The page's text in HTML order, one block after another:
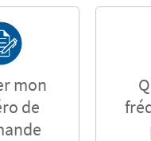
mon
de